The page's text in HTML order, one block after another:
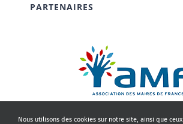
PARTENAIRES
Nous utilisons des cookies sur notre site, ainsi que ceux